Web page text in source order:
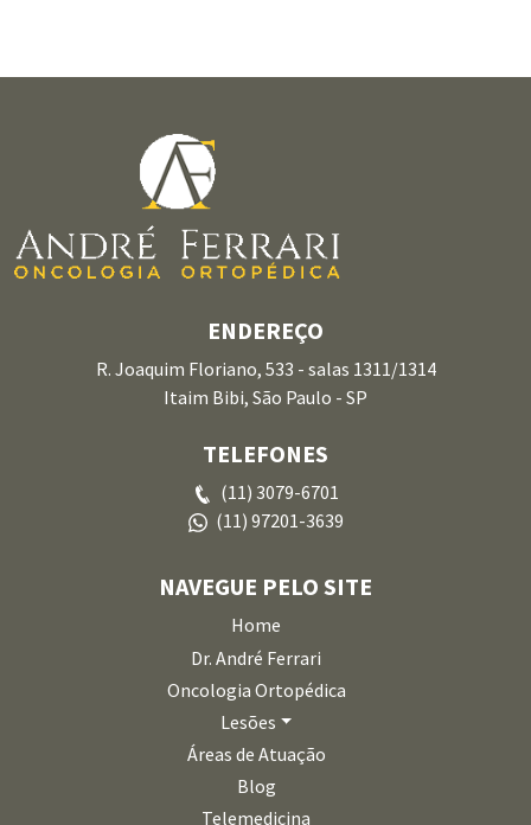
ENDEREÇO
R. Joaquim Floriano, 533 - salas 1311/1314
Itaim Bibi, São Paulo - SP
TELEFONES
(11) 3079-6701
(11) 97201-3639
NAVEGUE PELO SITE
Home
Dr. André Ferrari
Oncologia Ortopédica
Lesões
Áreas de Atuação
Blog
Telemedicina